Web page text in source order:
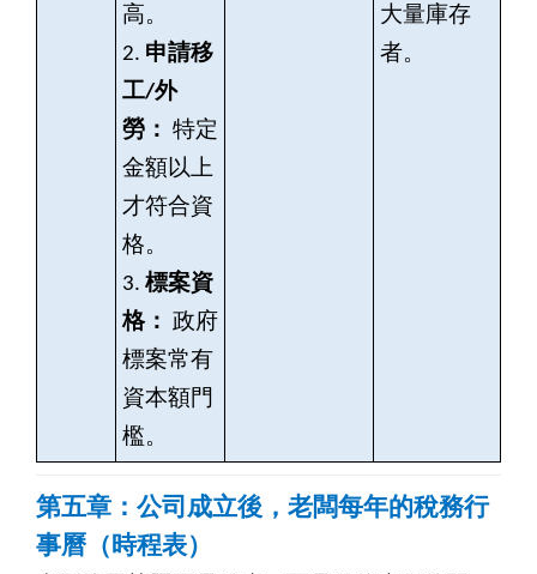
高。
2. 申請移
工/外
勞： 特定
金額以上
才符合資
格。
3. 標案資
格： 政府
標案常有
資本額門
檻。
大量庫存
者。
第五章：公司成立後，老闆每年的稅務行
事曆（時程表）